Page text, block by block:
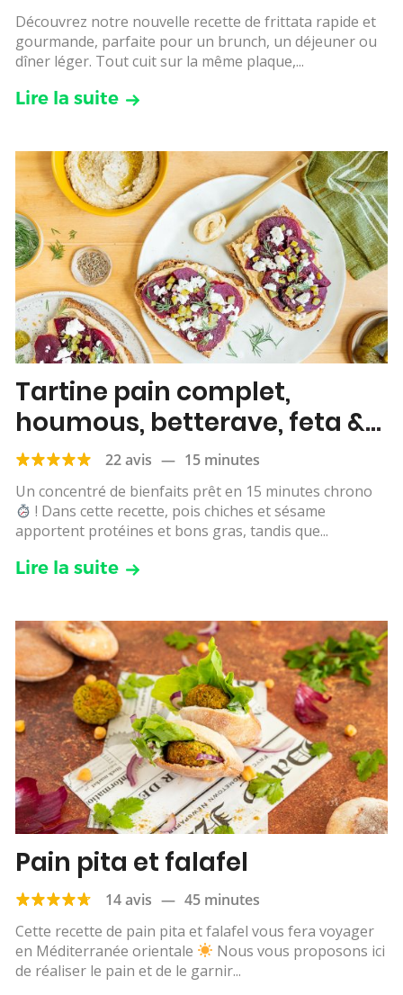
Découvrez notre nouvelle recette de frittata rapide et
gourmande, parfaite pour un brunch, un déjeuner ou
dîner léger. Tout cuit sur la même plaque,...
Lire la suite
Tartine pain complet,
houmous, betterave, feta &
cornichons
22 avis — 15 minutes
Un concentré de bienfaits prêt en 15 minutes chrono
! Dans cette recette, pois chiches et sésame
apportent protéines et bons gras, tandis que...
Lire la suite
Pain pita et falafel
14 avis — 45 minutes
Cette recette de pain pita et falafel vous fera voyager
en Méditerranée orientale
Nous vous proposons ici
de réaliser le pain et de le garnir...